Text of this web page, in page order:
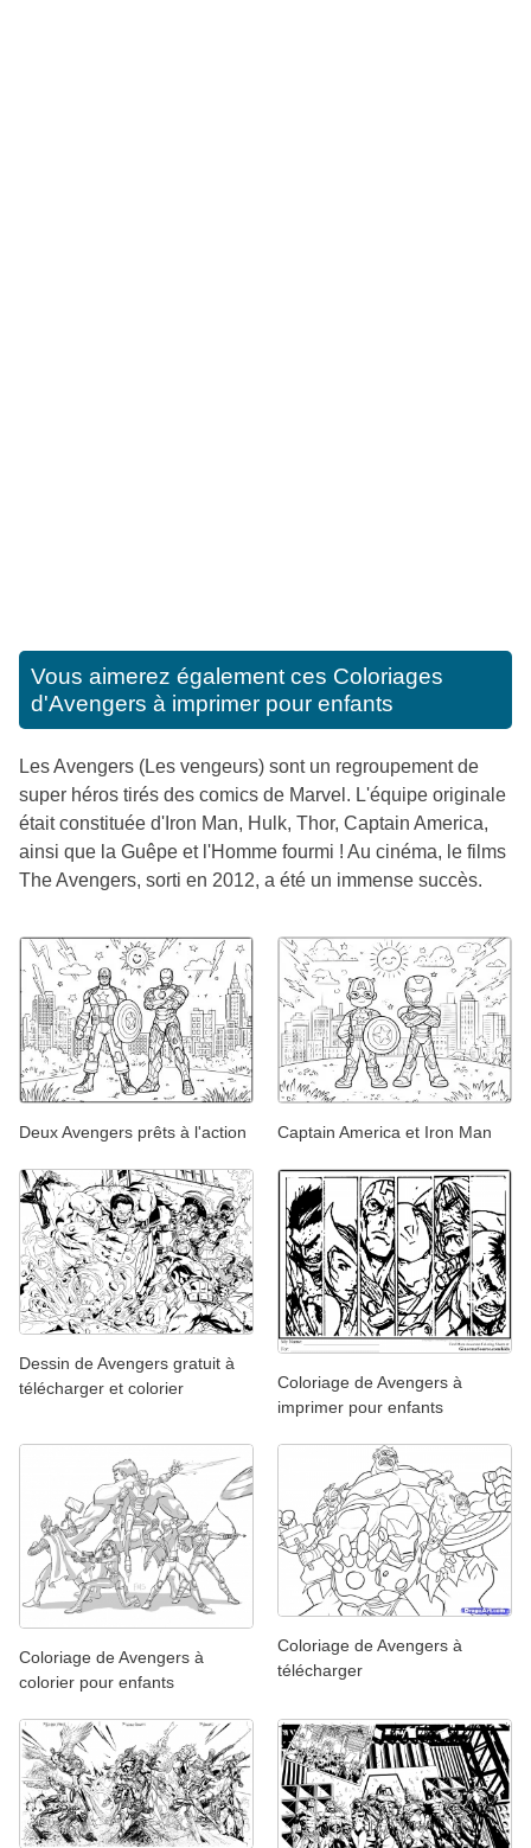
Vous aimerez également ces Coloriages
d'Avengers à imprimer pour enfants
Les Avengers (Les vengeurs) sont un regroupement de
super héros tirés des comics de Marvel. L'équipe originale
était constituée d'Iron Man, Hulk, Thor, Captain America,
ainsi que la Guêpe et l'Homme fourmi ! Au cinéma, le films
The Avengers, sorti en 2012, a été un immense succès.
Deux Avengers prêts à l'action Captain America et Iron Man
Dessin de Avengers gratuit à
télécharger et colorier
Coloriage de Avengers à
imprimer pour enfants
Coloriage de Avengers à
colorier pour enfants
Coloriage de Avengers à
télécharger